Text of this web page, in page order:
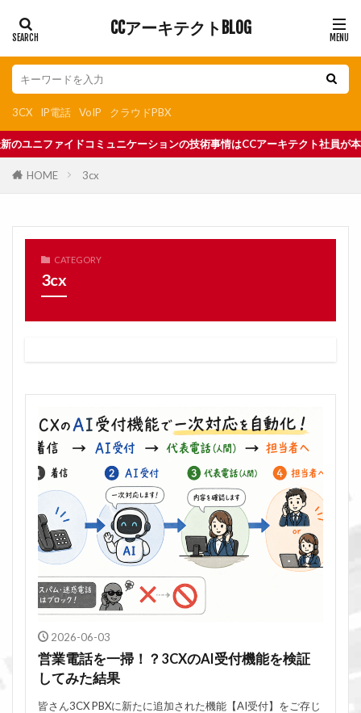
CCアーキテクトBLOG
3CX IP電話 VoIP クラウドPBX
はCCアーキテクト社員が本ブログで随時更新中
HOME 3cx
CATEGORY
3cx
2026-06-03
営業電話を一掃！？3CXのAI受付機能を検証
してみた結果
皆さん3CX PBXに新たに追加された機能【AI受付】をご存じ